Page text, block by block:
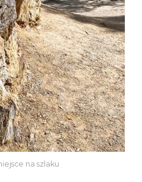
na szlaku